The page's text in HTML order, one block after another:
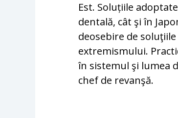
Est. Soluțiile
dentală, cât şi în
deosebire de
ex­tremismului.
în sistemul şi lumea
chef de revanşă.